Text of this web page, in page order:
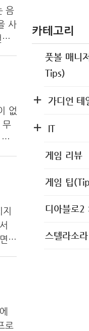
음
사
잠없
무
작
화
로
카테고리
풋볼 매니
Tips)
가디언
IT
게임 리뷰
게임 팁
디아블로2
스텔라소라